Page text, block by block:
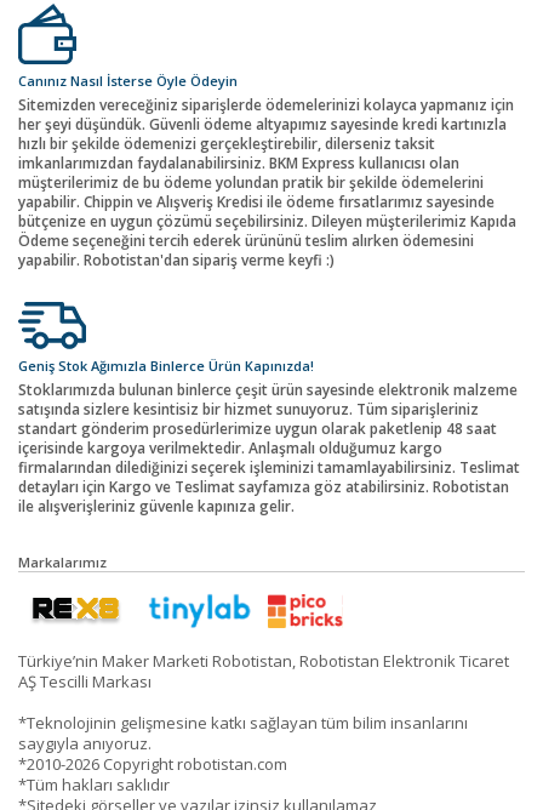
Canınız Nasıl İsterse Öyle Ödeyin
Sitemizden vereceğiniz siparişlerde ödemelerinizi kolayca yapmanız için
her şeyi düşündük. Güvenli ödeme altyapımız sayesinde kredi kartınızla
hızlı bir şekilde ödemenizi gerçekleştirebilir, dilerseniz taksit
imkanlarımızdan faydalanabilirsiniz. BKM Express kullanıcısı olan
müşterilerimiz de bu ödeme yolundan pratik bir şekilde ödemelerini
yapabilir. Chippin ve Alışveriş Kredisi ile ödeme fırsatlarımız sayesinde
bütçenize en uygun çözümü seçebilirsiniz. Dileyen müşterilerimiz Kapıda
Ödeme seçeneğini tercih ederek ürününü teslim alırken ödemesini
yapabilir. Robotistan'dan sipariş verme keyfi :)
Geniş Stok Ağımızla Binlerce Ürün Kapınızda!
Stoklarımızda bulunan binlerce çeşit ürün sayesinde elektronik malzeme
satışında sizlere kesintisiz bir hizmet sunuyoruz. Tüm siparişleriniz
standart gönderim prosedürlerimize uygun olarak paketlenip 48 saat
içerisinde kargoya verilmektedir. Anlaşmalı olduğumuz kargo
firmalarından dilediğinizi seçerek işleminizi tamamlayabilirsiniz. Teslimat
detayları için Kargo ve Teslimat sayfamıza göz atabilirsiniz. Robotistan
ile alışverişleriniz güvenle kapınıza gelir.
Markalarımız
Türkiye’nin Maker Marketi Robotistan, Robotistan Elektronik Ticaret
AŞ Tescilli Markası
*Teknolojinin gelişmesine katkı sağlayan tüm bilim insanlarını
saygıyla anıyoruz.
*2010-2026 Copyright robotistan.com
*Tüm hakları saklıdır
*Sitedeki görseller ve yazılar izinsiz kullanılamaz